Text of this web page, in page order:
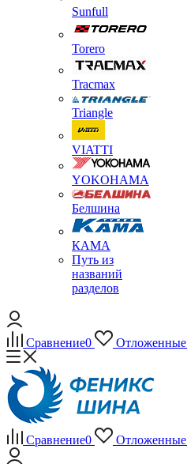
Sunfull
Torero
Tracmax
Triangle
VIATTI
YOKOHAMA
Белшина
КАМА
Путь из
названий
разделов
Сравнение0 Отложенные
Сравнение0 Отложенные